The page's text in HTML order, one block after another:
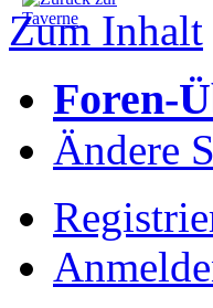
Zum Inhalt
Foren-
Ändere